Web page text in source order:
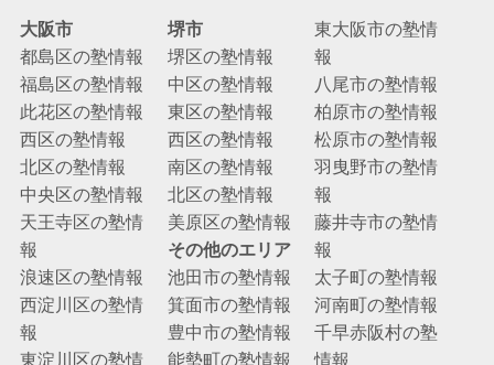
大阪市
都島区の塾情報
福島区の塾情報
此花区の塾情報
西区の塾情報
北区の塾情報
中央区の塾情報
天王寺区の塾情
報
浪速区の塾情報
西淀川区の塾情
報
東淀川区の塾情
堺市
堺区の塾情報
中区の塾情報
東区の塾情報
西区の塾情報
南区の塾情報
北区の塾情報
美原区の塾情報
その他のエリア
池田市の塾情報
箕面市の塾情報
豊中市の塾情報
能勢町の塾情報
東大阪市の塾情
報
八尾市の塾情報
柏原市の塾情報
松原市の塾情報
羽曳野市の塾情
報
藤井寺市の塾情
報
太子町の塾情報
河南町の塾情報
千早赤阪村の塾
情報